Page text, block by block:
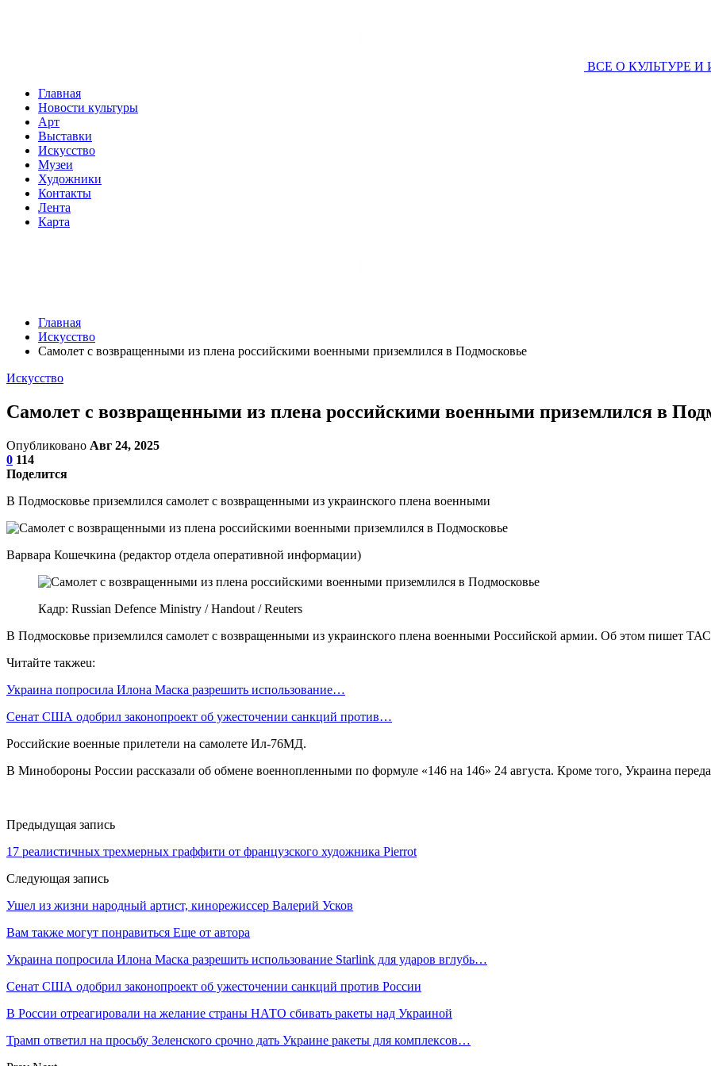
ВСЕ О КУЛЬТУРЕ И
Главная
Новости культуры
Арт
Выставки
Искусство
Музеи
Художники
Контакты
Лента
Карта
Главная
Искусство
Самолет с возвращенными из плена российскими военными приземлился в Подмосковье
Искусство
Самолет с возвращенными из плена российскими военными приземлился в
Опубликовано Авг 24, 2025
0 114
Поделится
В Подмосковье приземлился самолет с возвращенными из украинского плена военными
Варвара Кошечкина (редактор отдела оперативной информации)
Кадр: Russian Defence Ministry / Handout / Reuters
В Подмосковье приземлился самолет с возвращенными из украинского плена военными Российской армии. Об этом пишет
Читайте такжеu:
Украина попросила Илона Маска разрешить использование…
Сенат США одобрил законопроект об ужесточении санкций против…
Российские военные прилетели на самолете Ил-76МД.
В Минобороны России рассказали об обмене военнопленными по формуле «146 на 146» 24 августа. Кроме того, Украина
Предыдущая запись
17 реалистичных трехмерных граффити от французского художника Pierrot
Следующая запись
Ушел из жизни народный артист, кинорежиссер Валерий Усков
Вам также могут понравиться Еще от автора
Украина попросила Илона Маска разрешить использование Starlink для ударов вглубь…
Сенат США одобрил законопроект об ужесточении санкций против России
В России отреагировали на желание страны НАТО сбивать ракеты над Украиной
Трамп ответил на просьбу Зеленского срочно дать Украине ракеты для комплексов…